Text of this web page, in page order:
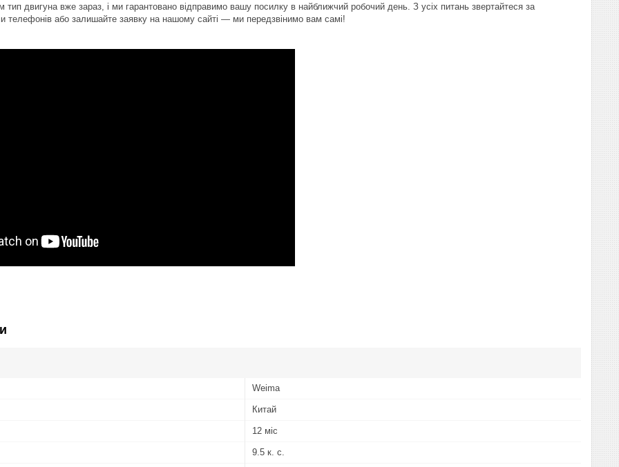
тип двигуна вже зараз, і ми гарантовано відправимо вашу посилку в найближчий робочий день. З усіх питань звертайтеся за
телефонів або залишайте заявку на нашому сайті — ми передзвінимо вам самі!
Weima
Китай
12 міс
9.5 к. с.